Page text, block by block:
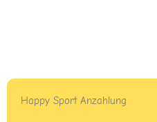
Happy Sport Anzahlung